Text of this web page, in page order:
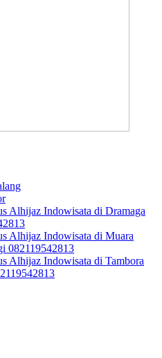
Alhijaz Indowisata di Dramaga
Alhijaz Indowisata di Muara
082119542813
Alhijaz Indowisata di Tambora